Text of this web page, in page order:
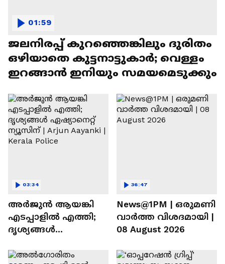
ജലനിരപ്പ് കുറഞ്ഞെങ്കിലും ദുരിതം
ഒഴിയാതെ കുട്ടനാട്ടുകാര്‍; വെള്ളം
ഇറങ്ങാൻ ഇനിയും സമയമെടുക്കും
01:59
അർജുൻ ആയങ്കി
എടപ്പാളിൽ എത്തി;
ദൃശ്യങ്ങൾ
Arjun Aayanki | Kerala
03:34
News@1PM | ഒരുമണി
വാർത്ത വിശദമായി |
08 August 2026
36:47